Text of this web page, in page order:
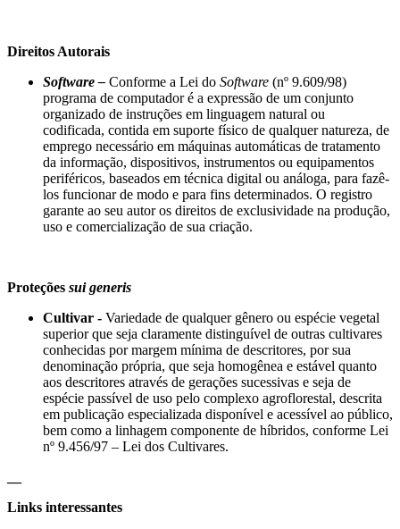
Direitos Autorais
Software– Conforme a Lei do Software (nº 9.609/98)
programa de computador é a expressão de um conjunto
organizado de instruções em linguagem natural ou
codificada, contida em suporte físico de qualquer natureza, de
emprego necessário em máquinas automáticas de tratamento
da informação, dispositivos, instrumentos ou equipamentos
periféricos, baseados em técnica digital ou análoga, para fazê-
los funcionar de modo e para fins determinados. O registro
garante ao seu autor os direitos de exclusividade na produção,
uso e comercialização de sua criação.
Proteções sui generis
Cultivar - Variedade de qualquer gênero ou espécie vegetal
superior que seja claramente distinguível de outras cultivares
conhecidas por margem mínima de descritores, por sua
denominação própria, que seja homogênea e estável quanto
aos descritores através de gerações sucessivas e seja de
espécie passível de uso pelo complexo agroflorestal, descrita
em publicação especializada disponível e acessível ao público,
bem como a linhagem componente de híbridos, conforme Lei
nº 9.456/97 – Lei dos Cultivares.
Links interessantes